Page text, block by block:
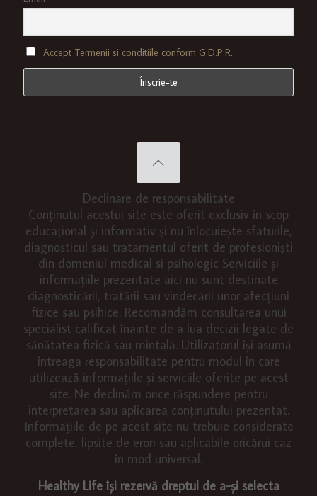
Accept Termenii si conditiile conform G.D.P.R.
Declinare de responsabilitate
Conținutul acestui site este oferit exclusiv în scop
educațional și informativ și nu înlocuiește sfaturile,
diagnosticul sau tratamentul oferit de profesioniști
din domeniul medical si psihologic Serviciile și
informațiile prezentate aici nu sunt destinate
diagnosticării, tratării sau vindecării unor afecțiuni
fizice sau psihice. Recomandăm consultarea unui
specialist calificat înainte de a lua decizii legate de
sănătatea fizică sau mintală. Utilizatorul își asumă
întreaga responsabilitate pentru modul în care
utilizează informațiile și serviciile oferite pe acest
site. Ne declinăm orice răspundere pentru
interpretarea sau aplicarea conținutului prezentat.
Informațiile de pe acest site nu trebuie considerate
complete, lipsite de erori sau aplicabile oricărui caz
în mod universal.
Healthy Life își rezervă dreptul de a-și selecta